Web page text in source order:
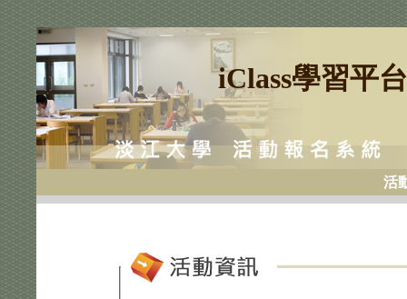
iClass學習平
活